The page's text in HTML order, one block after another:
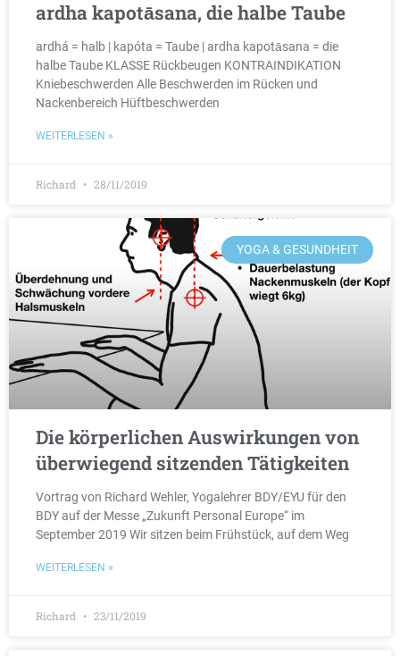
ardha kapotāsana, die halbe Taube
ardhá = halb | kapóta = Taube | ardha kapotāsana = die
halbe Taube KLASSE Rückbeugen KONTRAINDIKATION
Kniebeschwerden Alle Beschwerden im Rücken und
Nackenbereich Hüftbeschwerden
WEITERLESEN »
Richard 28/11/2019
YOGA & GESUNDHEIT
Die körperlichen Auswirkungen von
überwiegend sitzenden Tätigkeiten
Vortrag von Richard Wehler, Yogalehrer BDY/EYU für den
BDY auf der Messe „Zukunft Personal Europe“ im
September 2019 Wir sitzen beim Frühstück, auf dem Weg
WEITERLESEN »
Richard 23/11/2019